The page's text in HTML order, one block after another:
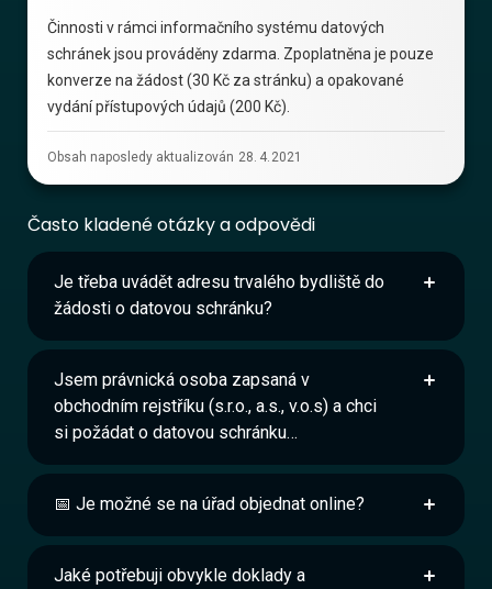
Činnosti v rámci informačního systému datových
schránek jsou prováděny zdarma. Zpoplatněna je pouze
konverze na žádost (30 Kč za stránku) a opakované
vydání přístupových údajů (200 Kč).
Obsah naposledy aktualizován 28 4. 2021
Často kladené otázky a odpovědi
Je třeba uvádět adresu trvalého bydliště do
žádosti o datovou schránku?
Jsem právnická osoba zapsaná v
obchodním rejstříku (s.r.o., a.s., v.o.s) a chci
si požádat o datovou schránku…
📅 Je možné se na úřad objednat online?
Jaké potřebuji obvykle doklady a